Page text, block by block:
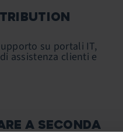
su portali IT,
assistenza clienti e
A SECONDA